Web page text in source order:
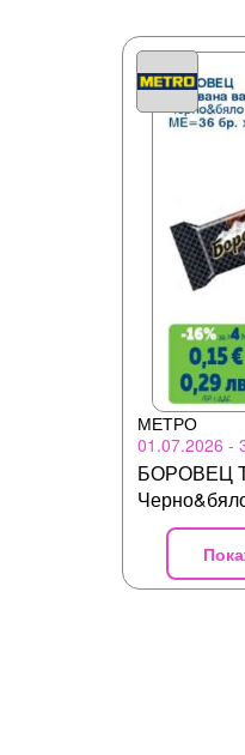
МЕТРО
01.07.2026 -
БОРОВЕЦ